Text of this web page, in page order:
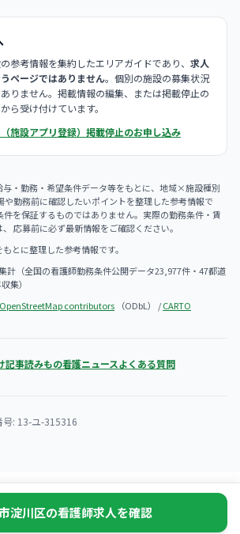
参考情報を集約したエリアガイドであり、 求人
ページではありません。個別の施設の募集状況
りません。掲載情報の編集、または掲載停止の
ら受け付けています。
施設アプリ登録） 掲載停止のお申し込み
・勤務・希望条件データ等をもとに、地域×施設種別
や勤務前に確認したいポイントを整理した参考情報で
件を保証するものではありません。実際の勤務条件・賃
応募前に必ず最新情報をご確認ください。
とに整理した参考情報です。
計（全国の看護師勤務条件公開データ23,977件・47都道
集）
contributors （ODbL） /CARTO
記事読みもの看護ニュースよくある質問
号: 13-ユ-315316
淀川区の看護師求人を確認